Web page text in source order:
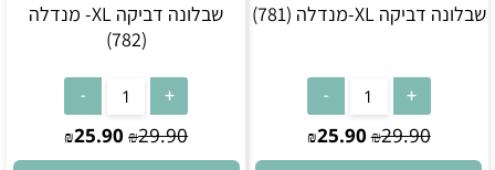
שבלונה דביקה XL-מנדלה (781)
₪29.90
₪25.90
שבלונה דביקה XL- מנדלה
(782)
₪29.90
₪25.90